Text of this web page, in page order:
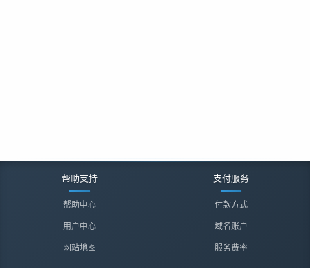
帮助支持
帮助中心
用户中心
网站地图
支付服务
付款方式
域名账户
服务费率